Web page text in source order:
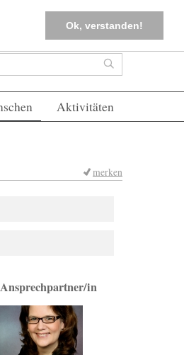
Ok, verstanden!
FAQs Einloggen
Suche
Aktivitäten
merken
Ansprechpartner/in